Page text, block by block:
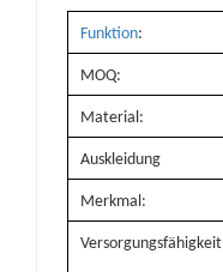
Funktion:
MOQ:
Material:
Auskleidung
Merkmal:
Versorgungsfähigkeit